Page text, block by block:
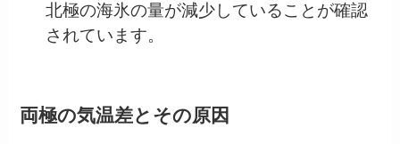
北極の海氷の量が減少していることが確認
されています。
両極の気温差とその原因